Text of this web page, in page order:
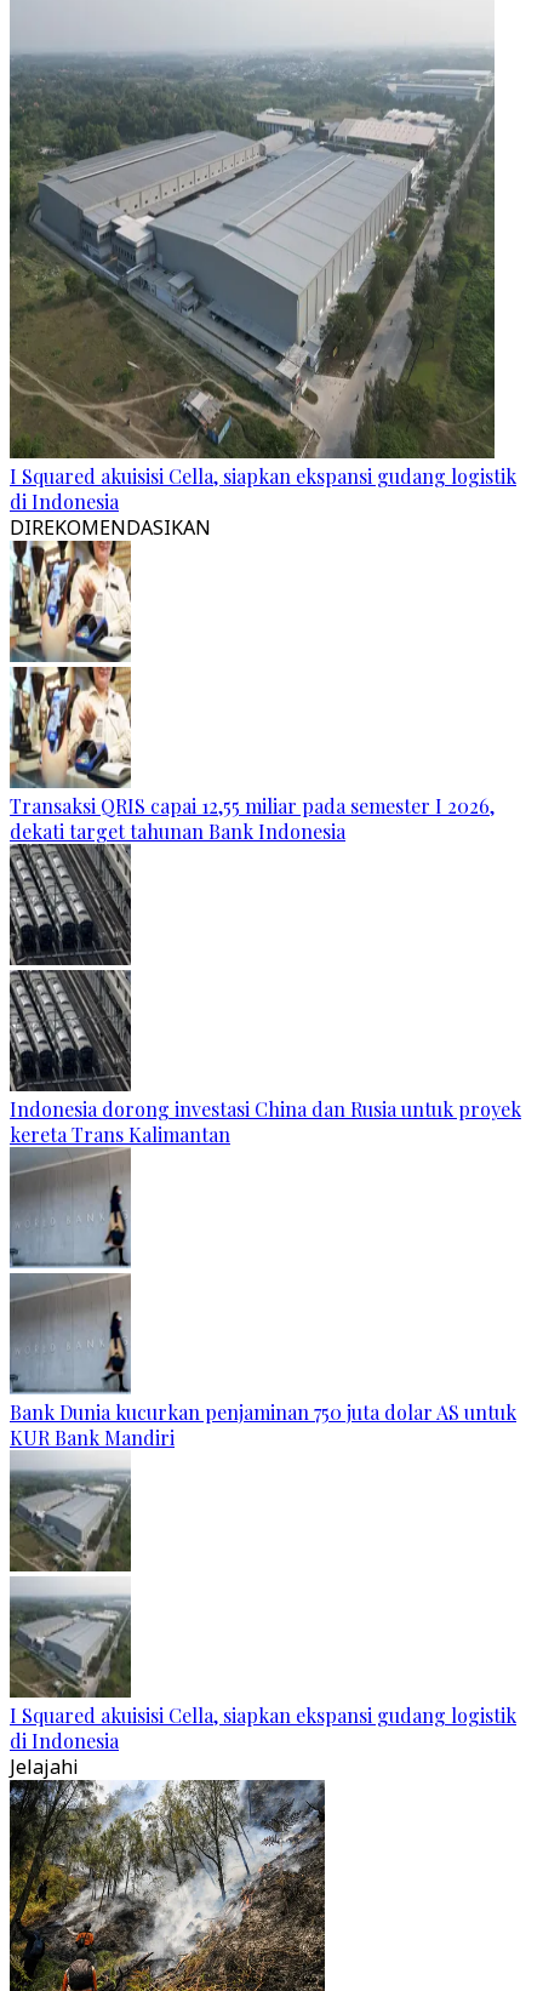
I Squared akuisisi Cella, siapkan ekspansi gudang logistik
di Indonesia
DIREKOMENDASIKAN
Transaksi QRIS capai 12,55 miliar pada semester I 2026,
dekati target tahunan Bank Indonesia
Indonesia dorong investasi China dan Rusia untuk proyek
kereta Trans Kalimantan
Bank Dunia kucurkan penjaminan 750 juta dolar AS untuk
KUR Bank Mandiri
I Squared akuisisi Cella, siapkan ekspansi gudang logistik
di Indonesia
Jelajahi